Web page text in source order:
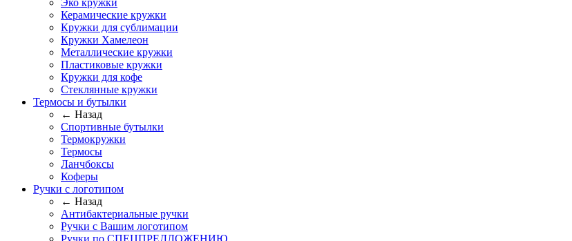
Керамические кружки
Кружки для сублимации
Кружки Хамелеон
Металлические кружки
Пластиковые кружки
Кружки для кофе
Стеклянные кружки
Термосы и бутылки
← Назад
Спортивные бутылки
Термокружки
Термосы
Ланчбоксы
Коферы
Ручки с логотипом
← Назад
Антибактериальные ручки
Ручки с Вашим логотипом
Ручки по СПЕЦПРЕДЛОЖЕНИЮ